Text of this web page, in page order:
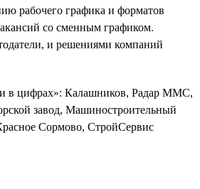
рабочего графика и форматов
со сменным графиком.
и решениями компаний
в цифрах»: Калашников, Радар ММС,
завод, Машиностроительный
Сормово, СтройСервис